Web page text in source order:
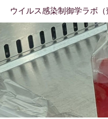
ウイルス感染制御学ラボ